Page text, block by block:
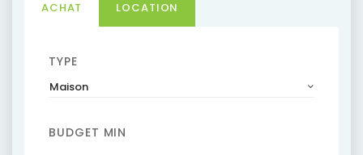
ACHAT LOCATION
TYPE
Maison
BUDGET MIN